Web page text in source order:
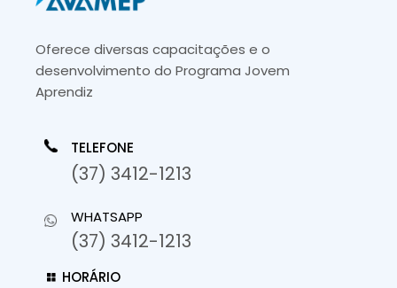
Oferece diversas capacitações e o
desenvolvimento do Programa Jovem
Aprendiz
TELEFONE
(37) 3412-1213
WHATSAPP
(37) 3412-1213
HORÁRIO